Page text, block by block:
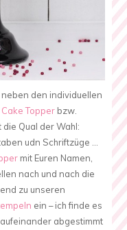
den individuellen
Cake Topper bzw.
Qual der Wahl:
udn Schriftzüge …
mit Euren Namen,
nach und nach die
zu unseren
ein – ich finde es
abgestimmt